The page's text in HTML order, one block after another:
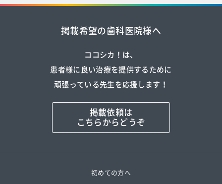
掲載希望の歯科医院様へ
ココシカ！は、
患者様に良い治療を提供するために
頑張っている先生を応援します！
掲載依頼は
こちらからどうぞ
初めての方へ